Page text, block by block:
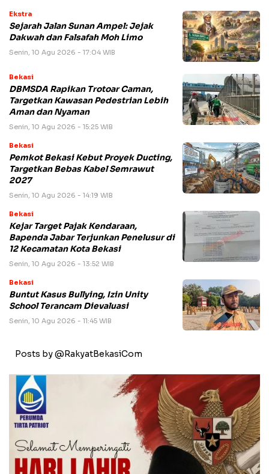
Ekstra
Sejarah Jalan Sunan Ampel: Jejak
Dakwah dan Falsafah Moh Limo
Senin, 10 Agu 2026 - 17:04 WIB
Bekasi
DBMSDA Rapikan Trotoar Caman,
Targetkan Kawasan Pedestrian Lebih
Aman dan Nyaman
Senin, 10 Agu 2026 - 15:25 WIB
Bekasi
Pemkot Bekasi Kebut Proyek Ducting,
Targetkan Bebas Kabel Semrawut
2027
Senin, 10 Agu 2026 - 14:19 WIB
Bekasi
Kejar Target Pajak Kendaraan,
Bapenda Jabar Terjunkan Penelusur di
12 Kecamatan Kota Bekasi
Senin, 10 Agu 2026 - 13:52 WIB
Bekasi
Buntut Kasus Bullying, Izin Unity
School Terancam Dievaluasi
Senin, 10 Agu 2026 - 11:45 WIB
Posts by @RakyatBekasiCom